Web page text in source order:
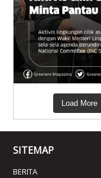
Load More
SITEMAP
BERITA